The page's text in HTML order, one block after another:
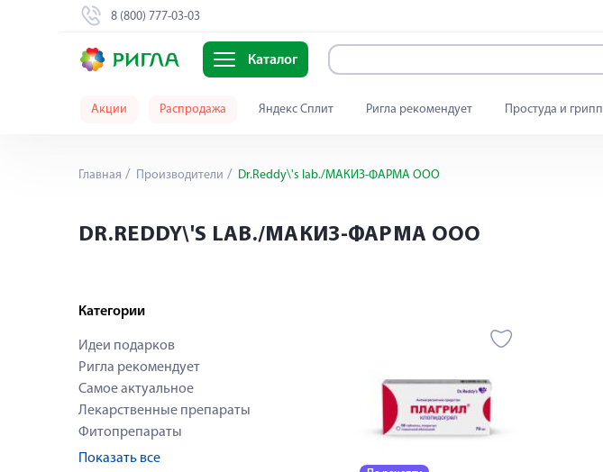
8 (800) 777-03-03
Каталог
Акции Распродажа Яндекс Сплит Ригла рекомендует Простуда и грипп
Главная Производители Dr.Reddy\'s lab./МАКИЗ-ФАРМА ООО
DR.REDDY\'S LAB./МАКИЗ-ФАРМА ООО
Категории
Идеи подарков
Ригла рекомендует
Самое актуальное
Лекарственные препараты
Фитопрепараты
Показать все